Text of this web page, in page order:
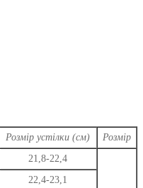
Розмір устілки (см)
Розмір
21,8-22,4
22,4-23,1